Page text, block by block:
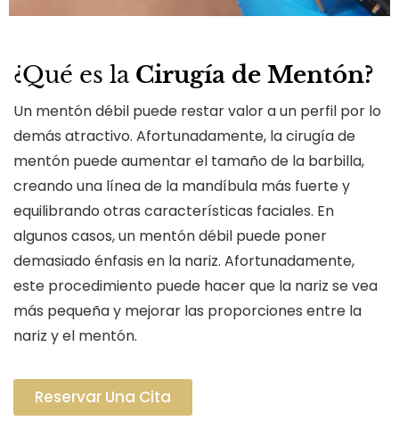
¿Qué es la Cirugía de Mentón?
Un mentón débil puede restar valor a un perfil por lo
demás atractivo. Afortunadamente, la cirugía de
mentón puede aumentar el tamaño de la barbilla,
creando una línea de la mandíbula más fuerte y
equilibrando otras características faciales. En
algunos casos, un mentón débil puede poner
demasiado énfasis en la nariz. Afortunadamente,
este procedimiento puede hacer que la nariz se vea
más pequeña y mejorar las proporciones entre la
nariz y el mentón.
Reservar Una Cita